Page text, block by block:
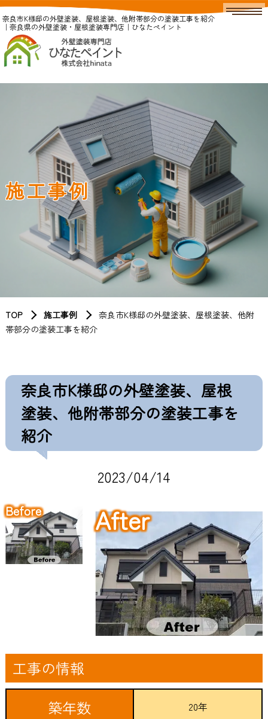
奈良市K様邸の外壁塗装、屋根塗装、他附帯部分の塗装工事を紹介
｜奈良県の外壁塗装・屋根塗装専門店｜ひなたペイント
施工事例
TOP 施工事例
奈良市K様邸の外壁塗装、屋根塗装、他附
帯部分の塗装工事を紹介
奈良市K様邸の外壁塗装、屋根
塗装、他附帯部分の塗装工事を
紹介
2023/04/14
工事の情報
築年数
20年